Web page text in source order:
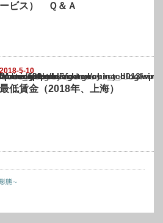
ービス） Ｑ＆Ａ
2018-5-10
Warning
: Undefined array key "show_category" in
/home/netst/kuno-cpa.co.jp/public_html/china_blog/wp-content/themes/
on line183
最低賃金（2018年、上海）
態∼